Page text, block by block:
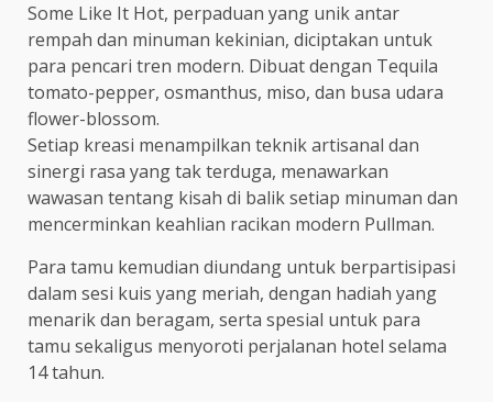
Some Like It Hot, perpaduan yang unik antar
rempah dan minuman kekinian, diciptakan untuk
para pencari tren modern. Dibuat dengan Tequila
tomato-pepper, osmanthus, miso, dan busa udara
flower-blossom.
Setiap kreasi menampilkan teknik artisanal dan
sinergi rasa yang tak terduga, menawarkan
wawasan tentang kisah di balik setiap minuman dan
mencerminkan keahlian racikan modern Pullman.
Para tamu kemudian diundang untuk berpartisipasi
dalam sesi kuis yang meriah, dengan hadiah yang
menarik dan beragam, serta spesial untuk para
tamu sekaligus menyoroti perjalanan hotel selama
14 tahun.